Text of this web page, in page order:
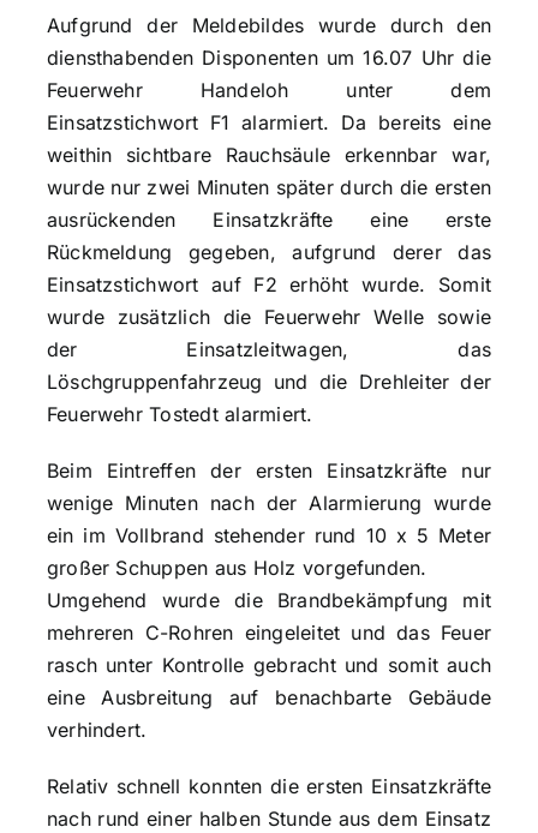
Aufgrund der Meldebildes wurde durch den
diensthabenden Disponenten um 16.07 Uhr die
Feuerwehr Handeloh unter dem
Einsatzstichwort F1 alarmiert. Da bereits eine
weithin sichtbare Rauchsäule erkennbar war,
wurde nur zwei Minuten später durch die ersten
ausrückenden Einsatzkräfte eine erste
Rückmeldung gegeben, aufgrund derer das
Einsatzstichwort auf F2 erhöht wurde. Somit
wurde zusätzlich die Feuerwehr Welle sowie
der Einsatzleitwagen, das
Löschgruppenfahrzeug und die Drehleiter der
Feuerwehr Tostedt alarmiert.
Beim Eintreffen der ersten Einsatzkräfte nur
wenige Minuten nach der Alarmierung wurde
ein im Vollbrand stehender rund 10 x 5 Meter
großer Schuppen aus Holz vorgefunden.
Umgehend wurde die Brandbekämpfung mit
mehreren C-Rohren eingeleitet und das Feuer
rasch unter Kontrolle gebracht und somit auch
eine Ausbreitung auf benachbarte Gebäude
verhindert.
Relativ schnell konnten die ersten Einsatzkräfte
nach rund einer halben Stunde aus dem Einsatz